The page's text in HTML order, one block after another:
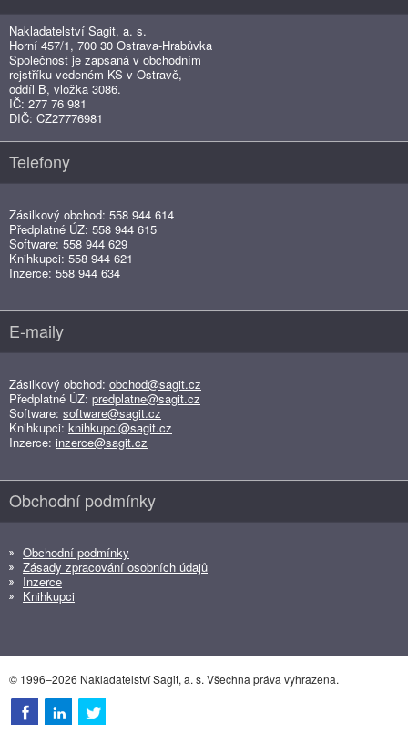
Nakladatelství Sagit, a. s.
Horní 457/1, 700 30 Ostrava-Hrabůvka
Společnost je zapsaná v obchodním
rejstříku vedeném KS v Ostravě,
oddíl B, vložka 3086.
IČ: 277 76 981
DIČ: CZ27776981
Telefony
Zásilkový obchod: 558 944 614
Předplatné ÚZ: 558 944 615
Software: 558 944 629
Knihkupci: 558 944 621
Inzerce: 558 944 634
E-maily
Zásilkový obchod: obchod@sagit.cz
Předplatné ÚZ: predplatne@sagit.cz
Software: software@sagit.cz
Knihkupci: knihkupci@sagit.cz
Inzerce: inzerce@sagit.cz
Obchodní podmínky
Obchodní podmínky
Zásady zpracování osobních údajů
Inzerce
Knihkupci
© 1996–2026 Nakladatelství Sagit, a. s. Všechna práva vyhrazena.